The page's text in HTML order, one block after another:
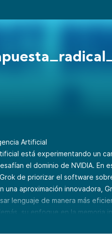
Artificial
está experimentando un
el dominio de NVIDIA. En
de priorizar el software
una aproximación innovadora,
lenguaje de manera más
su enfoque en la memoria
significativamente el
Esto no solo tiene implicaciones